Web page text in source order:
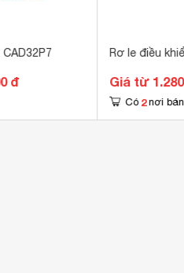
đ
Rơ le điều
Giá từ
Có 2 nơi bán